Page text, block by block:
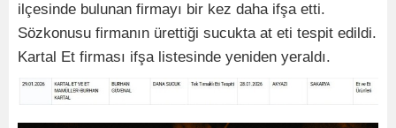
ilçesinde bulunan firmayı bir kez daha ifşa etti.
Sözkonusu firmanın ürettiği sucukta at eti tespit edildi.
Kartal Et firması ifşa listesinde yeniden yeraldı.